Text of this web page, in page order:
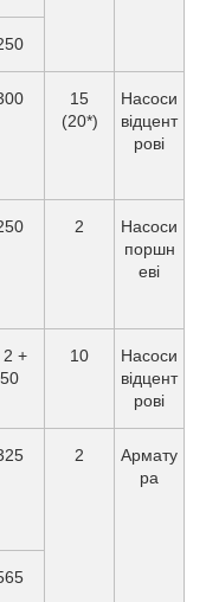
15
(20*)
Насоси
відцент
рові
2
Насоси
поршн
еві
2 +
50
10
Насоси
відцент
рові
2
Армату
ра